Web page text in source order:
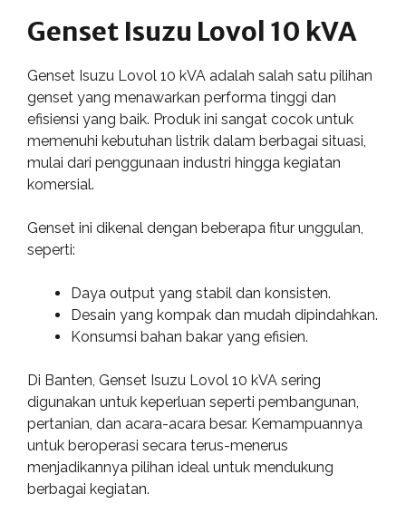
Genset Isuzu Lovol 10 kVA
Genset Isuzu Lovol 10 kVA adalah salah satu pilihan
genset yang menawarkan performa tinggi dan
efisiensi yang baik. Produk ini sangat cocok untuk
memenuhi kebutuhan listrik dalam berbagai situasi,
mulai dari penggunaan industri hingga kegiatan
komersial.
Genset ini dikenal dengan beberapa fitur unggulan,
seperti:
Daya output yang stabil dan konsisten.
Desain yang kompak dan mudah dipindahkan.
Konsumsi bahan bakar yang efisien.
Di Banten, Genset Isuzu Lovol 10 kVA sering
digunakan untuk keperluan seperti pembangunan,
pertanian, dan acara-acara besar. Kemampuannya
untuk beroperasi secara terus-menerus
menjadikannya pilihan ideal untuk mendukung
berbagai kegiatan.